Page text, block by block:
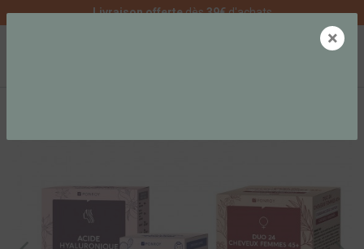
Livraison offertedès39€d'achats
×